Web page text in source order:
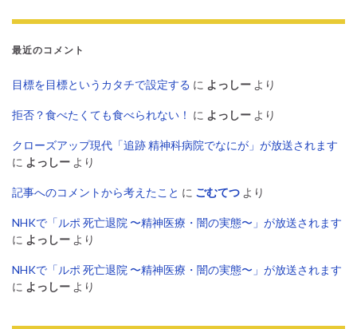
最近のコメント
目標を目標というカタチで設定する に よっしー より
拒否？食べたくても食べられない！ に よっしー より
クローズアップ現代「追跡 精神科病院でなにが」が放送されます
に よっしー より
記事へのコメントから考えたこと に ごむてつ より
NHKで「ルポ 死亡退院 〜精神医療・闇の実態〜」が放送されます
に よっしー より
NHKで「ルポ 死亡退院 〜精神医療・闇の実態〜」が放送されます
に よっしー より